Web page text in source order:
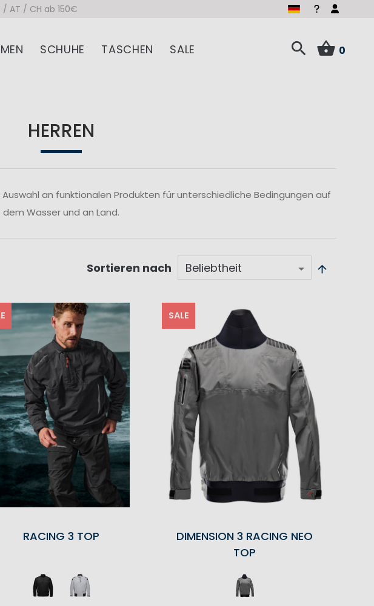
/ AT / CH ab 150€
SCHUHE TASCHEN SALE 0
HERREN
an funktionalen Produkten für unterschiedliche Bedingungen auf
dem Wasser und an Land.
Sortieren nach
RACING 3 TOP
SALE
DIMENSION 3 RACING NEO
TOP